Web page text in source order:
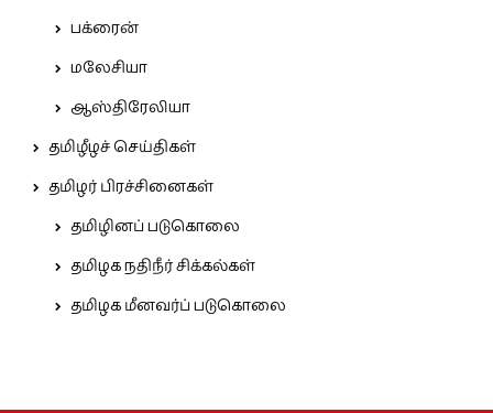
பக்ரைன்
மலேசியா
ஆஸ்திரேலியா
தமிழீழச் செய்திகள்
தமிழர் பிரச்சினைகள்
தமிழினப் படுகொலை
தமிழக நதிநீர் சிக்கல்கள்
தமிழக மீனவர்ப் படுகொலை